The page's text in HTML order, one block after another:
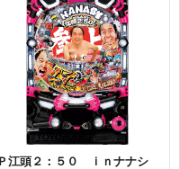
Ｐ江頭２：５０ ｉｎナナシ